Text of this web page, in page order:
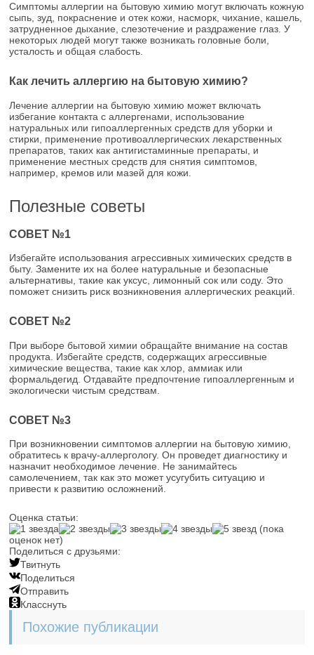
Симптомы аллергии на бытовую химию могут включать кожную
сыпь, зуд, покраснение и отек кожи, насморк, чихание, кашель,
затрудненное дыхание, слезотечение и раздражение глаз. У
некоторых людей могут также возникать головные боли,
усталость и общая слабость.
Как лечить аллергию на бытовую химию?
Лечение аллергии на бытовую химию может включать
избегание контакта с аллергенами, использование
натуральных или гипоаллергенных средств для уборки и
стирки, применение противоаллергических лекарственных
препаратов, таких как антигистаминные препараты, и
применение местных средств для снятия симптомов,
например, кремов или мазей для кожи.
Полезные советы
СОВЕТ №1
Избегайте использования агрессивных химических средств в
быту. Замените их на более натуральные и безопасные
альтернативы, такие как уксус, лимонный сок или соду. Это
поможет снизить риск возникновения аллергических реакций.
СОВЕТ №2
При выборе бытовой химии обращайте внимание на состав
продукта. Избегайте средств, содержащих агрессивные
химические вещества, такие как хлор, аммиак или
формальдегид. Отдавайте предпочтение гипоаллергенным и
экологически чистым средствам.
СОВЕТ №3
При возникновении симптомов аллергии на бытовую химию,
обратитесь к врачу-аллергологу. Он проведет диагностику и
назначит необходимое лечение. Не занимайтесь
самолечением, так как это может усугубить ситуацию и
привести к развитию осложнений.
Оценка статьи:
(пока
оценок нет)
Поделиться с друзьями:
Твитнуть
Поделиться
Отправить
Класснуть
Похожие публикации